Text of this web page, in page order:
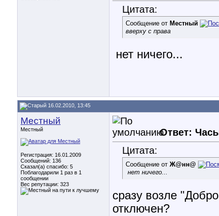
Цитата:
Сообщение от Местный
вверху с права
нет ничего...
16.02.2010, 13:45
Местный
Местный
Регистрация: 16.01.2009
Сообщений: 136
Сказал(а) спасибо: 5
Поблагодарили 1 раз в 1
сообщении
Вес репутации: 323
Ответ:
Цитата:
Сообщение от Ж@нн@
нет ничего...
сразу возле
отключен?